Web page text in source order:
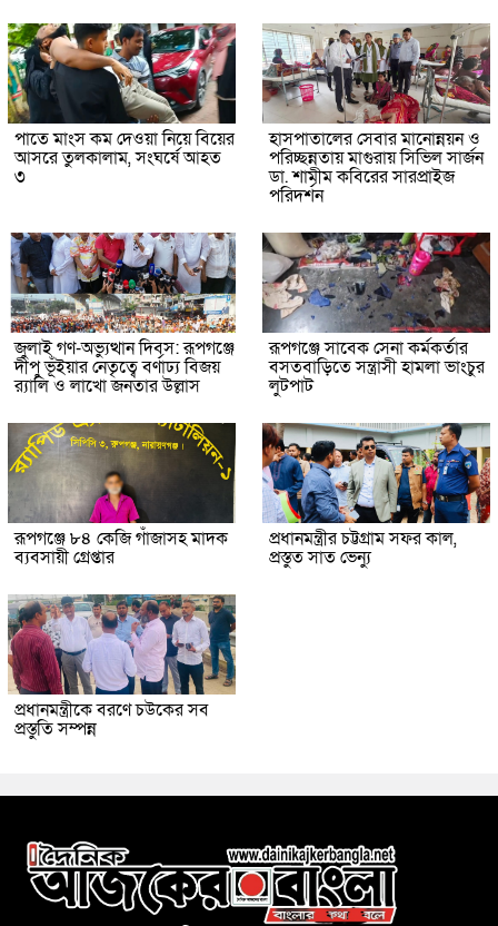
পাতে মাংস কম দেওয়া নিয়ে বিয়ের
আসরে তুলকালাম, সংঘর্ষে আহত
৩
হাসপাতালের সেবার মানোন্নয়ন ও
পরিচ্ছন্নতায় মাগুরায় সিভিল সার্জন
ডা. শামীম কবিরের সারপ্রাইজ
পরিদর্শন
জুলাই গণ-অভ্যুত্থান দিবস: রূপগঞ্জে
দীপু ভূঁইয়ার নেতৃত্বে বর্ণাঢ্য বিজয়
র‌্যালি ও লাখো জনতার উল্লাস
রূপগঞ্জে সাবেক সেনা কর্মকর্তার
বসতবাড়িতে সন্ত্রাসী হামলা ভাংচুর
লুটপাট
রূপগঞ্জে ৮৪ কেজি গাঁজাসহ মাদক
ব্যবসায়ী গ্রেপ্তার
প্রধানমন্ত্রীর চট্টগ্রাম সফর কাল,
প্রস্তুত সাত ভেন্যু
প্রধানমন্ত্রীকে বরণে চউকের সব
প্রস্তুতি সম্পন্ন